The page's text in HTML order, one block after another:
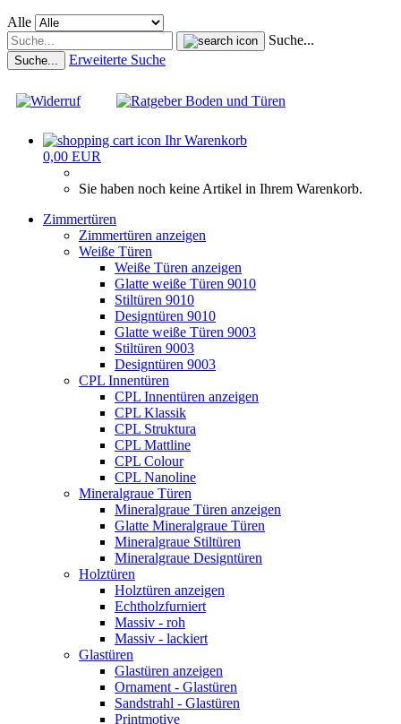
Alle
Suche...
Suche... Erweiterte Suche
Ihr Warenkorb
0,00 EUR
Sie haben noch keine Artikel in Ihrem Warenkorb.
Zimmertüren
Zimmertüren anzeigen
Weiße Türen
Weiße Türen anzeigen
Glatte weiße Türen 9010
Stiltüren 9010
Designtüren 9010
Glatte weiße Türen 9003
Stiltüren 9003
Designtüren 9003
CPL Innentüren
CPL Innentüren anzeigen
CPL Klassik
CPL Struktura
CPL Mattline
CPL Colour
CPL Nanoline
Mineralgraue Türen
Mineralgraue Türen anzeigen
Glatte Mineralgraue Türen
Mineralgraue Stiltüren
Mineralgraue Designtüren
Holztüren
Holztüren anzeigen
Echtholzfurniert
Massiv - roh
Massiv - lackiert
Glastüren
Glastüren anzeigen
Ornament - Glastüren
Sandstrahl - Glastüren
Printmotive